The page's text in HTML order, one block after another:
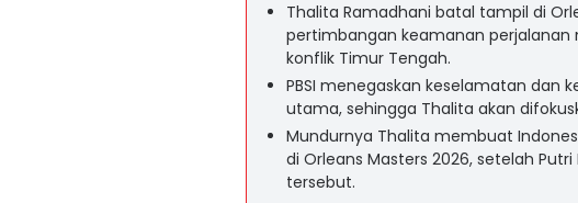
Thalita Ramadhani batal tampil di
pertimbangan keamanan perjalanan
konflik Timur Tengah.
PBSI menegaskan keselamatan dan
utama, sehingga Thalita akan
Mundurnya Thalita membuat
di Orleans Masters 2026, setelah
tersebut.